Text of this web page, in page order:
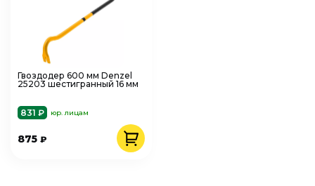
Гвоздодер 600 мм Denzel
25203 шестигранный 16 мм
831 ₽ юр. лицам
875 ₽